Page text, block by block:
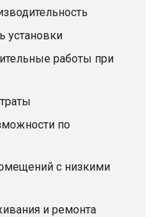
установки
работы при
по
с низкими
и ремонта